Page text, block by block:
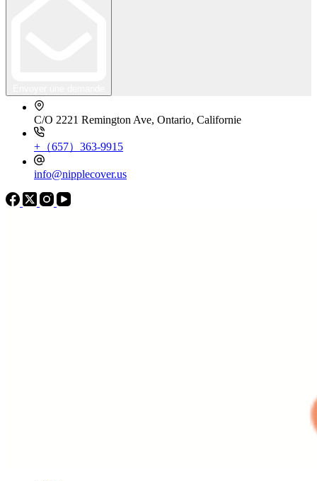
C/O 2221 Remington Ave, Ontario, Californie
+（657）363-9915
info@nipplecover.us